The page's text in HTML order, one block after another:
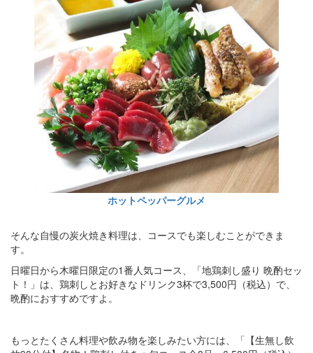
ホットペッパーグルメ
そんな自慢の炭火焼き料理は、コースでも楽しむことができま
す。
日曜日から木曜日限定の1番人気コース、「地鶏刺し盛り 晩酌セッ
ト！」は、鶏刺しとお好きなドリンク3杯で3,500円（税込）で、
晩酌におすすめですよ。
もっとたくさん料理や飲み物を楽しみたい方には、「【生無し飲